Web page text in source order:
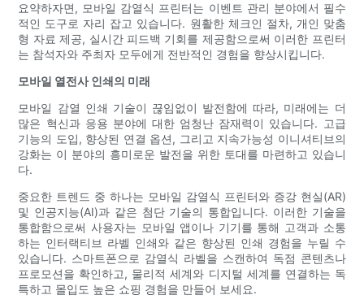
요약하자면, 모바일 감열식 프린터는 이벤트 관리 분야에서 필수
적인 도구로 자리 잡고 있습니다. 원활한 체크인 절차, 개인 맞춤
형 자료 제공, 실시간 피드백 기회를 제공함으로써 이러한 프린터
는 참석자와 주최자 모두에게 전반적인 경험을 향상시킵니다.
모바일 열전사 인쇄의 미래
모바일 감열 인쇄 기술이 끊임없이 발전함에 따라, 미래에는 더
많은 혁신과 응용 분야에 대한 엄청난 잠재력이 있습니다. 고급
기능의 도입, 향상된 연결 옵션, 그리고 지속가능성 이니셔티브의
강화는 이 분야의 흥미로운 발전을 위한 토대를 마련하고 있습니
다.
중요한 트렌드 중 하나는 모바일 감열식 프린터와 증강 현실(AR)
및 인공지능(AI)과 같은 첨단 기술의 통합입니다. 이러한 기술을
통합함으로써 사용자는 모바일 앱이나 기기를 통해 고객과 소통
하는 인터랙티브 라벨 인쇄와 같은 향상된 인쇄 경험을 누릴 수
있습니다. 스마트폰으로 감열식 라벨을 스캔하여 독점 콘텐츠나
프로모션을 확인하고, 물리적 세계와 디지털 세계를 연결하는 독
특하고 몰입도 높은 쇼핑 경험을 만들어 보세요.